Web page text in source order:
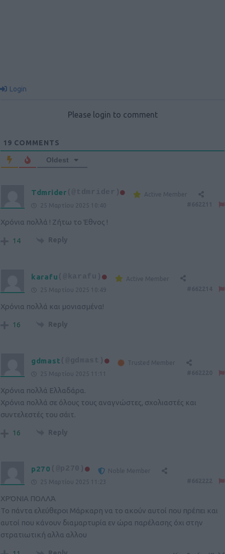
Login
Please login to comment
19 COMMENTS
Oldest
Tdmrider (@tdmrider)
Active Member
25 Μαρτίου 2025 10:40
Χρόνια πολλά ! Ζήτω το Έθνος !
14 Reply
karafu
Active Member
25 Μαρτίου 2025 10:49
Χρόνια πολλά και μονιασμένα!
16 Reply
gdmast
Trusted Member
25 Μαρτίου 2025 11:11
Χρόνια πολλά Ελλαδάρα.
Χρόνια πολλά σε όλους τους αναγνώστες, σχολιαστές και
συντελεστές του σάιτ.
16 Reply
p270
Noble Member
25 Μαρτίου 2025 11:23
ΧΡΌΝΙΑ ΠΟΛΛΆ
Το πάντα ελεύθεροι Μάρκαρη να το ακούν αυτοί που πρέπει και
αυτοί που κάνουν διαμαρτυρία εν ώρα παρέλασης όχι στην
στρατιωτική αλλα αλλου